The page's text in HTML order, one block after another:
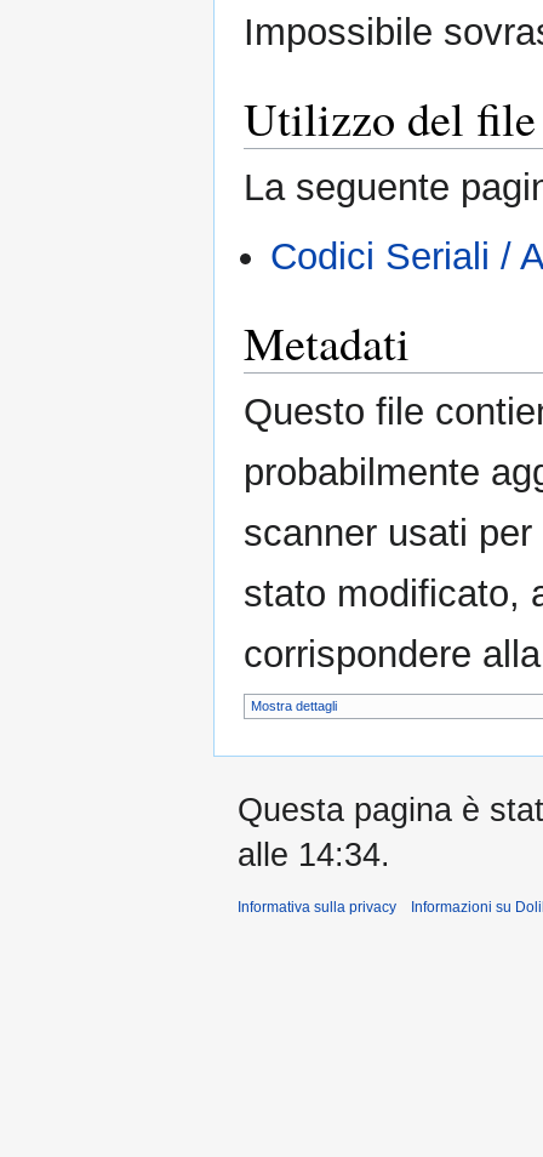
Impossibile
Utilizzo del file
La seguente
Codici Seriali /
Metadati
Questo file
probabilmente
scanner usati
stato modificato,
corrispondere
Mostra dettagli
Questa pagina è
alle 14:34.
Informativa sulla privacy Informazioni su